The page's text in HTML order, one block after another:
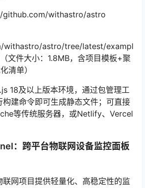
github.com/withastro/astro
withastro/astro/tree/latest/exampl
件大小：1.8MB，含项目模板+聚
清单）
18及以上版本环境，通过包管理工
建命令即可生成静态文件；可直接
等传统服务器，或Netlify、Vercel
：跨平台物联网设备监控面板
网项目提供轻量化、高稳定性的监